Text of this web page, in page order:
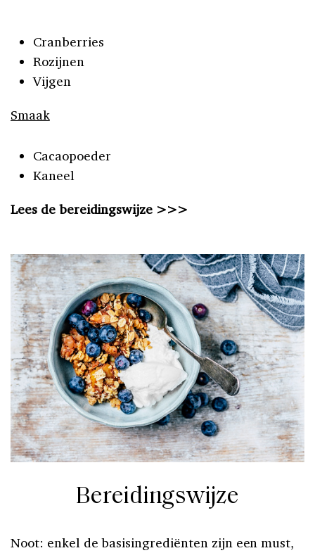
Cranberries
Rozijnen
Vijgen
Smaak
Cacaopoeder
Kaneel
Lees de bereidingswijze >>>
Bereidingswijze
Noot: enkel de basisingrediënten zijn een must,